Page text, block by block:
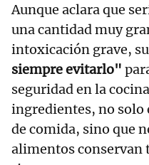
Aunque aclara que
una cantidad muy
intoxicación grave,
siempre evitarlo"
seguridad en la
ingredientes, no solo
de comida, sino que
alimentos conservan